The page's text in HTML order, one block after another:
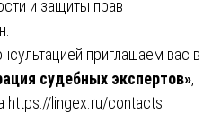
и защиты прав
приглашаем вас в
судебных экспертов»,
https://lingex.ru/contacts